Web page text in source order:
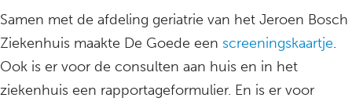
Samen met de afdeling geriatrie van het Jeroen Bosch
Ziekenhuis maakte De Goede een screeningskaartje.
Ook is er voor de consulten aan huis en in het
ziekenhuis een rapportageformulier. En is er voor